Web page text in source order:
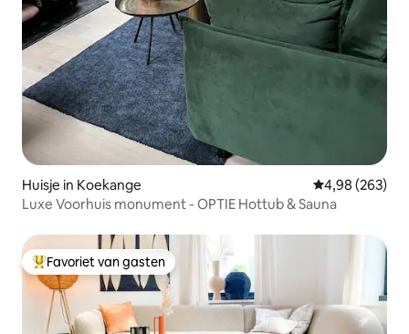
Huisje in Koekange Gemiddelde
4,98 (263)
Luxe Voorhuis monument - OPTIE Hottub & Sauna
Topfavoriet van gasten
Favoriet van gasten